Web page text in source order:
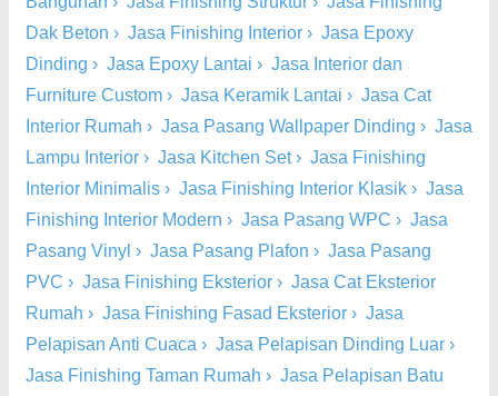
Dak Beton › Jasa Finishing Interior › Jasa Epoxy
Dinding › Jasa Epoxy Lantai › Jasa Interior dan
Furniture Custom › Jasa Keramik Lantai › Jasa Cat
Interior Rumah › Jasa Pasang Wallpaper Dinding › Jasa
Lampu Interior › Jasa Kitchen Set› Jasa Finishing
Interior Minimalis › Jasa Finishing Interior Klasik › Jasa
Finishing Interior Modern › Jasa Pasang WPC › Jasa
Pasang Vinyl › Jasa Pasang Plafon › Jasa Pasang
PVC › Jasa Finishing Eksterior › Jasa Cat Eksterior
Rumah › Jasa Finishing Fasad Eksterior › Jasa
Pelapisan Anti Cuaca › Jasa Pelapisan Dinding Luar ›
Jasa Finishing Taman Rumah › Jasa Pelapisan Batu